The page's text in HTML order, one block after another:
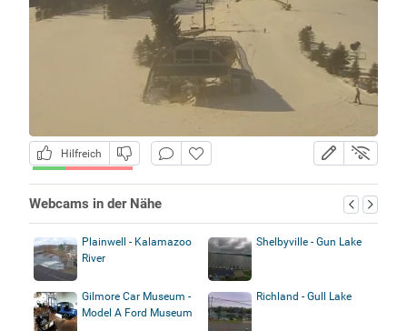
Hilfreich
Webcams in der Nähe
Plainwell - Kalamazoo
River
Shelbyville - Gun Lake
Gilmore Car Museum -
Model A Ford Museum
Richland - Gull Lake